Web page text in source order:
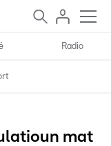
Radio
mat